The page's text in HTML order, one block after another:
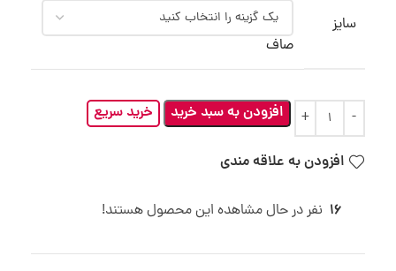
سایز
صاف
افزودن به سبد خرید خرید سریع
افزودن به علاقه مندی
16 نفر در حال مشاهده این محصول هستند!